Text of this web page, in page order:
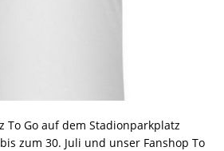
To Go auf dem Stadionparkplatz
zum 30. Juli und unser Fanshop To